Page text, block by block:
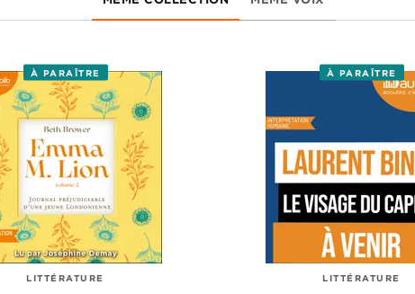
À PARAÎTRE
LITTÉRATURE
À PARAÎTRE
LITTÉRATURE